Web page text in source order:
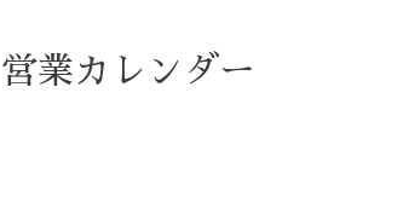
営業カレンダー